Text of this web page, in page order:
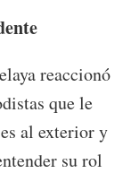
reaccionó
que le
al exterior y
su rol